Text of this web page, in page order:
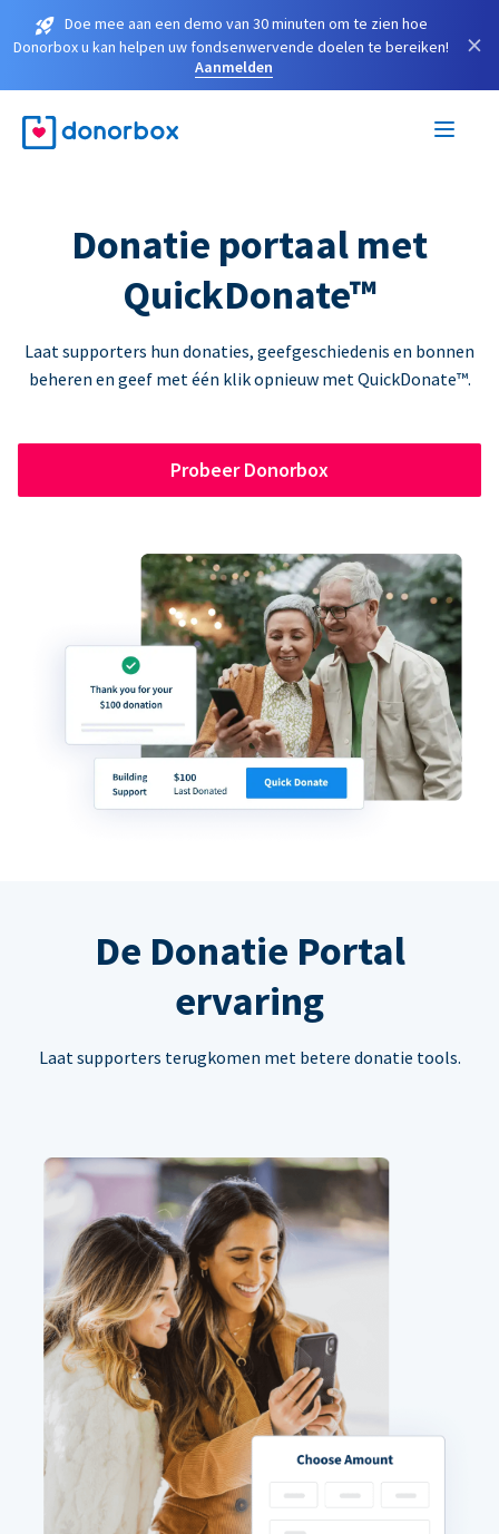
Doe mee aan een demo van 30 minuten om te zien hoe
Donorbox u kan helpen uw fondsenwervende doelen te bereiken!
Aanmelden
×
Donatie portaal met
QuickDonate™
Laat supporters hun donaties, geefgeschiedenis en bonnen
beheren en geef met één klik opnieuw met QuickDonate™.
Probeer Donorbox
De Donatie Portal
ervaring
Laat supporters terugkomen met betere donatie tools.